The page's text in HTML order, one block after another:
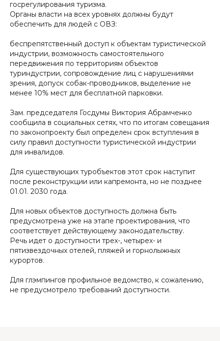
госрегулирования туризма.
Органы власти на всех уровнях должны будут
обеспечить для людей с ОВЗ:
беспрепятственный доступ к объектам туристической
индустрии, возможность самостоятельного
передвижения по территориям объектов
туриндустрии, сопровождение лиц с нарушениями
зрения, допуск собак-проводников, выделение не
менее 10% мест для бесплатной парковки.
Зам. председателя Госдумы Виктория Абрамченко
сообщила в социальных сетях, что по итогам совещания
по законопроекту был определен срок вступления в
силу правил доступности туристической индустрии
для инвалидов.
Для существующих туробъектов этот срок наступит
после реконструкции или капремонта, но не позднее
01.01. 2030 года.
Для новых объектов доступность должна быть
предусмотрена уже на этапе проектирования, что
соответствует действующему законодательству.
Речь идет о доступности трех-, четырех- и
пятизвездочных отелей, пляжей и горнолыжных
курортов.
Для глэмпингов профильное ведомство, к сожалению,
не предусмотрело требований доступности.